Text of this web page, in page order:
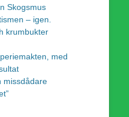
Skogsmus
– igen.
krumbukter
med
missdådare